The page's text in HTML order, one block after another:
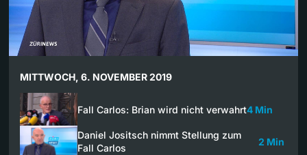
MITTWOCH, 6. NOVEMBER 2019
Fall Carlos: Brian wird nicht verwahrt4 Min
Daniel Jositsch nimmt Stellung zum
Fall Carlos
2 Min